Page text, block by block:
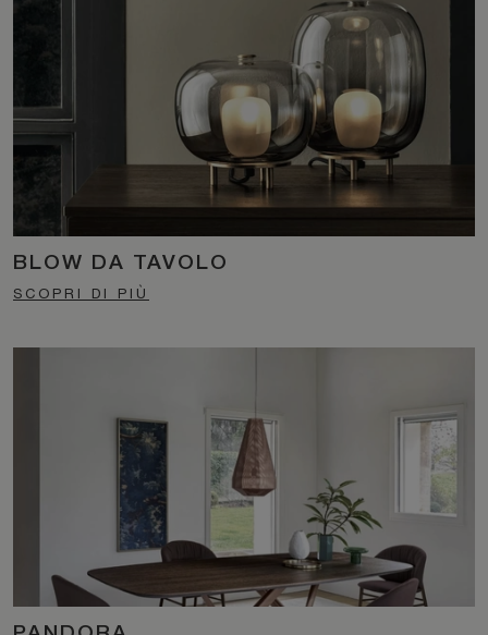
BLOW DA TAVOLO
SCOPRI DI PIÙ